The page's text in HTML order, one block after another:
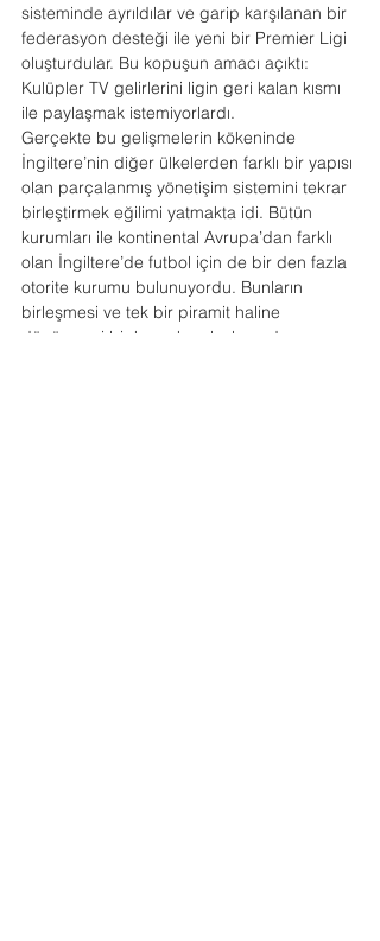
sisteminde ayrıldılar ve garip karşılanan bir
federasyon desteği ile yeni bir Premier Ligi
oluşturdular. Bu kopuşun amacı açıktı:
Kulüpler TV gelirlerini ligin geri kalan kısmı
ile paylaşmak istemiyorlardı.
Gerçekte bu gelişmelerin kökeninde
İngiltere’nin diğer ülkelerden farklı bir yapısı
olan parçalanmış yönetişim sistemini tekrar
birleştirmek eğilimi yatmakta idi. Bütün
kurumları ile kontinental Avrupa’dan farklı
olan İngiltere’de futbol için de bir den fazla
otorite kurumu bulunuyordu. Bunların
birleşmesi ve tek bir piramit haline
dönüşmesi bir kısım kuruluşların da